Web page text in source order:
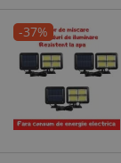
-37%